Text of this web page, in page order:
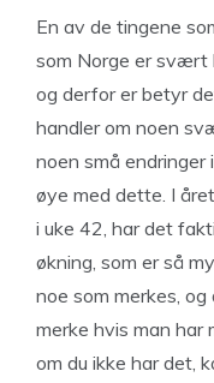
En av de tingene
som Norge er svært
og derfor er betyr
handler om noen
noen små endringer
øye med dette. I
i uke 42, har det
økning, som er så
noe som merkes,
merke hvis man har
om du ikke har det,